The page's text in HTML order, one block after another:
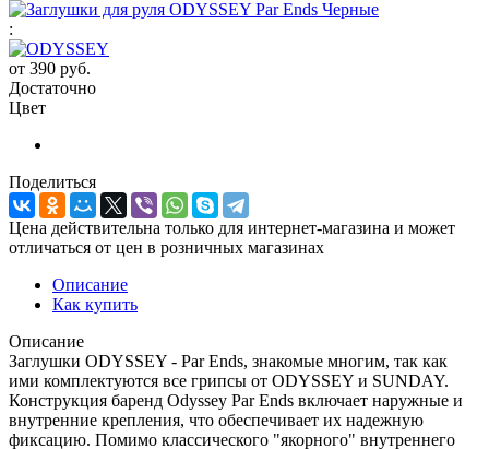
:
от 390 руб.
Достаточно
Цвет
Поделиться
Цена действительна только для интернет-магазина и может
отличаться от цен в розничных магазинах
Описание
Как купить
Описание
Заглушки ODYSSEY - Par Ends, знакомые многим, так как
ими комплектуются все грипсы от ODYSSEY и SUNDAY.
Конструкция баренд Odyssey Par Ends включает наружные и
внутренние крепления, что обеспечивает их надежную
фиксацию. Помимо классического "якорного" внутреннего